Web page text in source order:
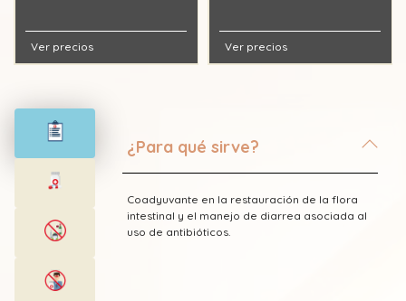
Ver precios Ver precios
¿Para qué sirve?
Coadyuvante en la restauración de la flora
intestinal y el manejo de diarrea asociada al
uso de antibióticos.